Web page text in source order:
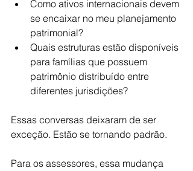
Como ativos internacionais devem
se encaixar no meu planejamento
patrimonial?
Quais estruturas estão disponíveis
para famílias que possuem
patrimônio distribuído entre
diferentes jurisdições?
Essas conversas deixaram de ser
exceção. Estão se tornando padrão.
Para os assessores, essa mudança